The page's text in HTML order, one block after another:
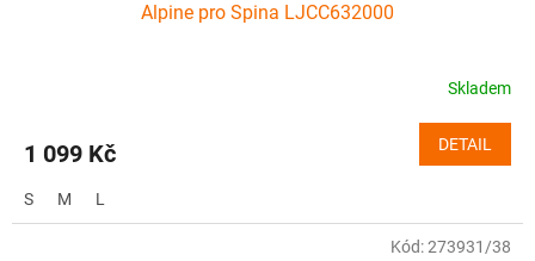
Alpine pro Spina LJCC632000
Skladem
1 099 Kč DETAIL
S M L
Kód:273931/38